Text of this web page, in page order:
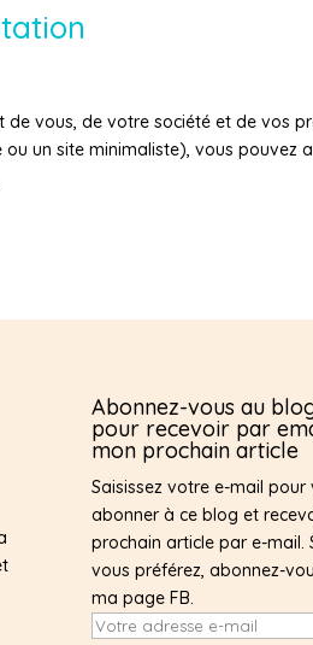
de vous, de votre société et de vos
un site minimaliste), vous pouvez
Abonnez-vous au
pour recevoir par
mon prochain article
Saisissez votre e-mail pour
abonner à ce blog et
prochain article par e-mail.
vous préférez, abonnez-
ma page FB.
Votre